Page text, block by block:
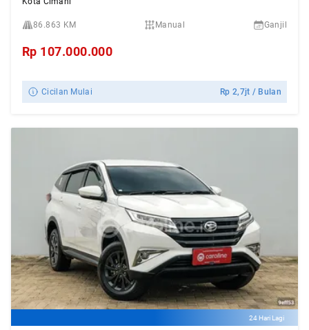
86.863 KM Manual Ganjil
Rp 107.000.000
Cicilan Mulai Rp2,7jt / Bulan
24 Hari Lagi